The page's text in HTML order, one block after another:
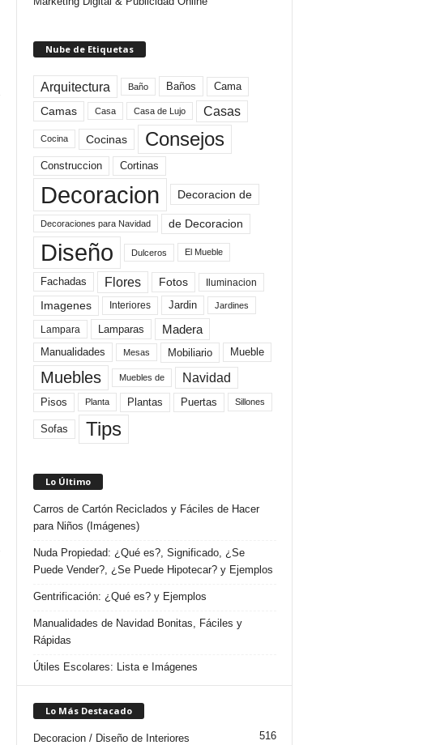
Nube de Etiquetas
Arquitectura Baño Baños Cama
Camas Casa Casa de Lujo Casas
Cocina Cocinas Consejos
Construccion Cortinas
Decoracion Decoracion de
Decoraciones para Navidad de Decoracion
Diseño Dulceros El Mueble
Fachadas Flores Fotos Iluminacion
Imagenes Interiores Jardin Jardines
Lampara Lamparas Madera
Manualidades Mesas Mobiliario Mueble
Muebles Muebles de Navidad
Pisos Planta Plantas Puertas Sillones
Sofas Tips
Lo Último
Carros de Cartón Reciclados y Fáciles de Hacer
para Niños (Imágenes)
Nuda Propiedad: ¿Qué es?, Significado, ¿Se
Puede Vender?, ¿Se Puede Hipotecar? y Ejemplos
Gentrificación: ¿Qué es? y Ejemplos
Manualidades de Navidad Bonitas, Fáciles y
Rápidas
Útiles Escolares: Lista e Imágenes
Lo Más Destacado
Decoracion / Diseño de Interiores 516